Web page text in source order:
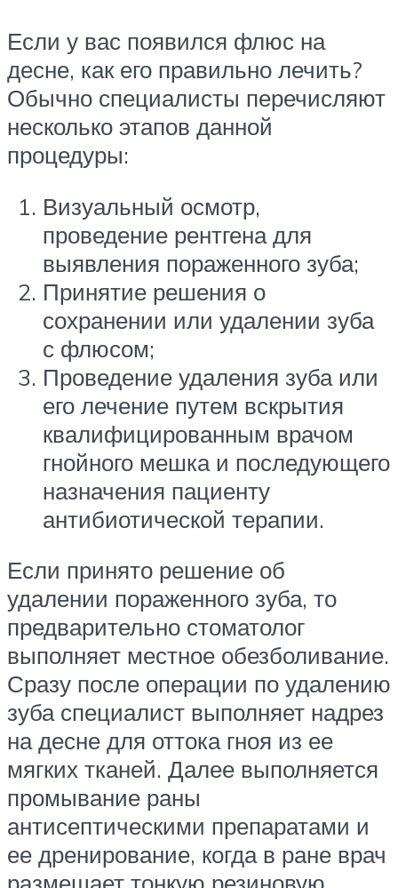
Если у вас появился флюс на
десне, как его правильно лечить?
Обычно специалисты перечисляют
несколько этапов данной
процедуры:
Визуальный осмотр,
проведение рентгена для
выявления пораженного зуба;
Принятие решения о
сохранении или удалении зуба
с флюсом;
Проведение удаления зуба или
его лечение путем вскрытия
квалифицированным врачом
гнойного мешка и последующего
назначения пациенту
антибиотической терапии.
Если принято решение об
удалении пораженного зуба, то
предварительно стоматолог
выполняет местное обезболивание.
Сразу после операции по удалению
зуба специалист выполняет надрез
на десне для оттока гноя из ее
мягких тканей. Далее выполняется
промывание раны
антисептическими препаратами и
ее дренирование, когда в ране врач